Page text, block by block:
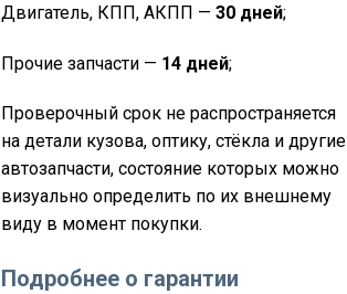
Двигатель, КПП, АКПП — 30 дней;
Прочие запчасти — 14 дней;
Проверочный срок не распространяется
на детали кузова, оптику, стёкла и другие
автозапчасти, состояние которых можно
визуально определить по их внешнему
виду в момент покупки.
Подробнее о гарантии